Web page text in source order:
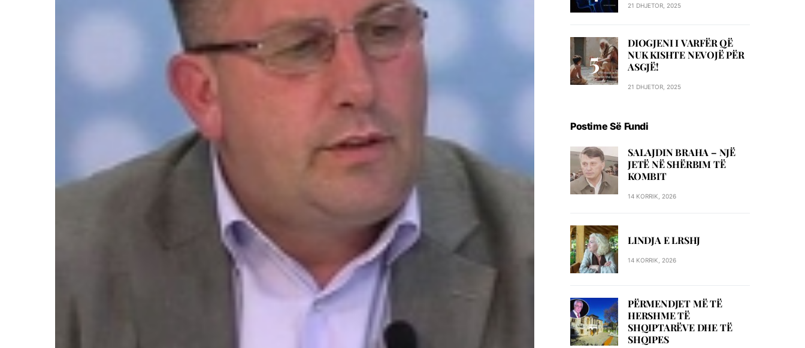
21 DHJETOR, 2025
DIOGJENI I VARFËR QË
NUK KISHTE NEVOJË PËR
ASGJË!
21 DHJETOR, 2025
Postime Së Fundi
SALAJDIN BRAHA – NJЁ
JETЁ NЁ SHЁRBIM TЁ
KOMBIT
14 KORRIK, 2026
LINDJA E LRSHJ
14 KORRIK, 2026
PËRMENDJET MË TË
HERSHME TË
SHQIPTARËVE DHE TË
SHQIPES